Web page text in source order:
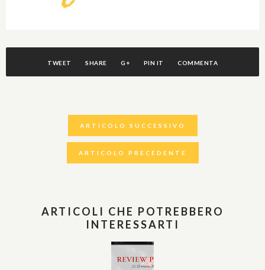
TWEET SHARE G+ PIN IT COMMENTA
ARTICOLO SUCCESSIVO
ARTICOLO PRECEDENTE
ARTICOLI CHE POTREBBERO
INTERESSARTI